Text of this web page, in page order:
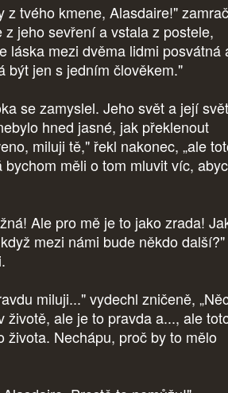
z tvého kmene, Alasdaire!"
jeho sevření a vstala z postele,
láska mezi dvěma lidmi posvátná
být jen s jedním člověkem."
se zamyslel. Jeho svět a její svět
hned jasné, jak překlenout
miluji tě," řekl nakonec, „ale
měli o tom mluvit víc,
Ale pro mě je to jako zrada!
mezi námi bude někdo další?"
miluji..." vydechl zničeně,
životě, ale je to pravda a..., ale
života. Nechápu, proč by to mělo